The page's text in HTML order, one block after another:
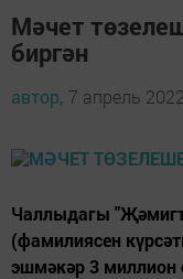
Мәчет
биргән
автор, 7 апрель
Чаллыдагы
(фамилиясен
эшмәкәр 3 миллион